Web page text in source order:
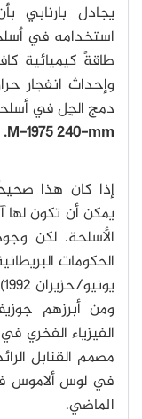
يجادل بارنابي
استخدامه في
طاقةً كيميائية
وإحداث انفجار
دمج الجِل في
M-1975 240-mm.
إذا كان هذا
يمكن أن تكون لها
الأسلحة. لكن
ومن أبرزهم
الفيزياء الفخري
مصمم القنابل
في لوس ألاموس
الماضي.